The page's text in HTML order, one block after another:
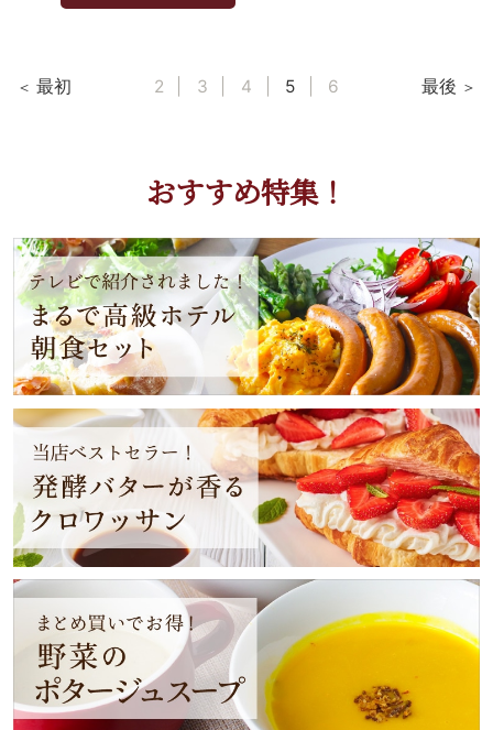
最初 2 3 4 5 6 最後
おすすめ特集！